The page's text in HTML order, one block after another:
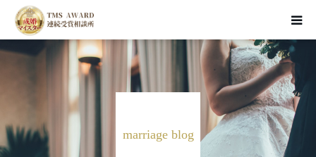
marriage blog
HOME
お見合い婚活
資料請求・面談予約